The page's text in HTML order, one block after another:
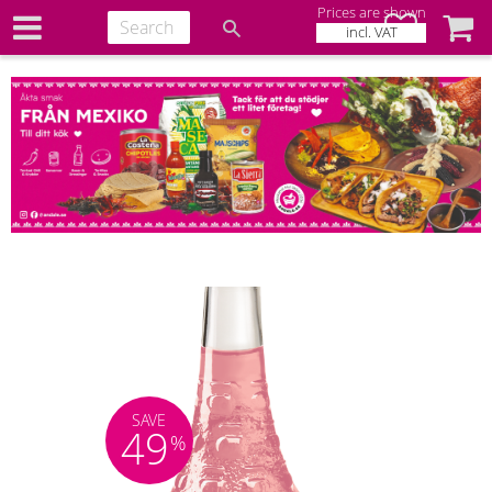
Prices are shown
incl. VAT
Favorites
Basket
SAVE
49%